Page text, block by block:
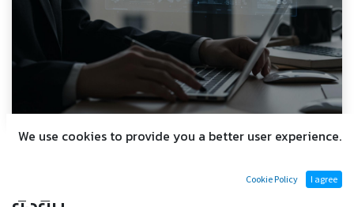
เพิ่มประสิทธิภาพทีมขายด้วย ERP:
ติดตาม วิเคราะห์ และเติบโตอย่าง
We use cookies to provide you a better user experience.
Cookie Policy I agree